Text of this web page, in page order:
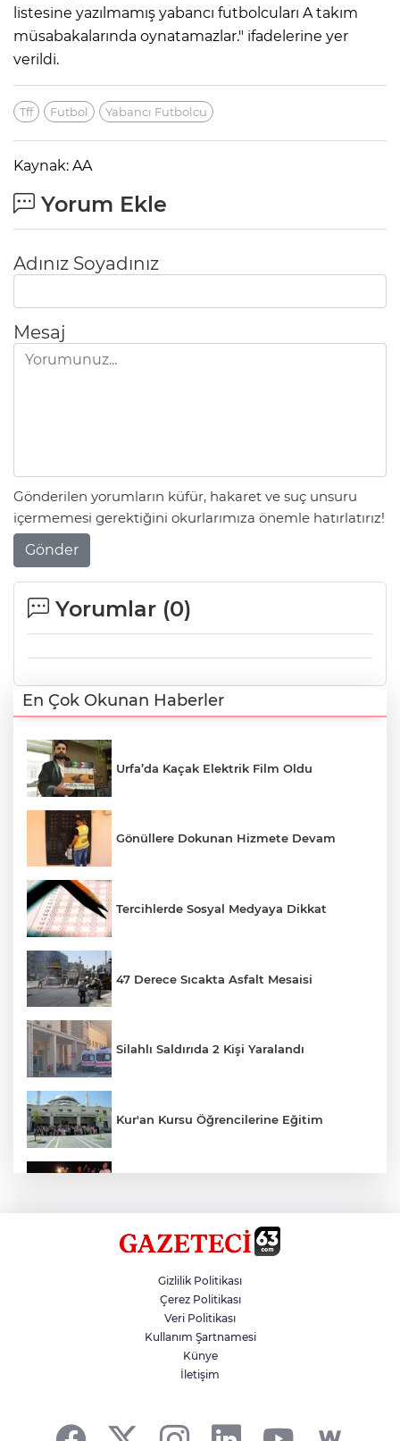
listesine yazılmamış yabancı futbolcuları A takım
müsabakalarında oynatamazlar." ifadelerine yer
verildi.
Tff Futbol Yabancı Futbolcu
Kaynak: AA
Yorum Ekle
Adınız Soyadınız
Mesaj
Gönderilen yorumların küfür, hakaret ve suç unsuru
içermemesi gerektiğini okurlarımıza önemle hatırlatırız!
Gönder
Yorumlar (0)
En Çok Okunan Haberler
Urfa’da Kaçak Elektrik Film Oldu
Gönüllere Dokunan Hizmete Devam
Tercihlerde Sosyal Medyaya Dikkat
47 Derece Sıcakta Asfalt Mesaisi
Silahlı Saldırıda 2 Kişi Yaralandı
Kur'an Kursu Öğrencilerine Eğitim
Siverek’te Mahmut Gülel Dönemi
Filistin Konvoyuna Coşkulu Karşılama
Gizlilik Politikası
Çerez Politikası
Veri Politikası
Kullanım Şartnamesi
Künye
İletişim